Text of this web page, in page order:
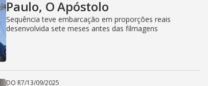
Paulo, O Apóstolo
Sequência teve embarcação em proporções reais
desenvolvida sete meses antes das filmagens
DO R7/13/09/2025